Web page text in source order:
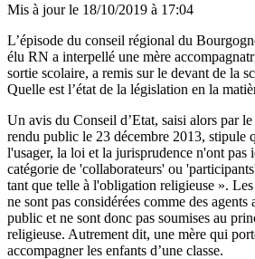
Mis à jour le 18/10/2019 à 17:04
L’épisode du conseil régional du
élu RN a interpellé une mère
sortie scolaire, a remis sur le devant de la
Quelle est l’état de la législation en la
Un avis du Conseil d’Etat, saisi alors par
rendu public le 23 décembre 2013, stipule
l'usager, la loi et la jurisprudence n'ont pas
catégorie de 'collaborateurs' ou
tant que telle à l'obligation religieuse ».
ne sont pas considérées comme des
public et ne sont donc pas soumises au
religieuse. Autrement dit, une mère qui
accompagner les enfants d’une classe.